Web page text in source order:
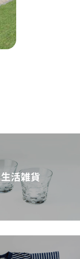
生活雑貨